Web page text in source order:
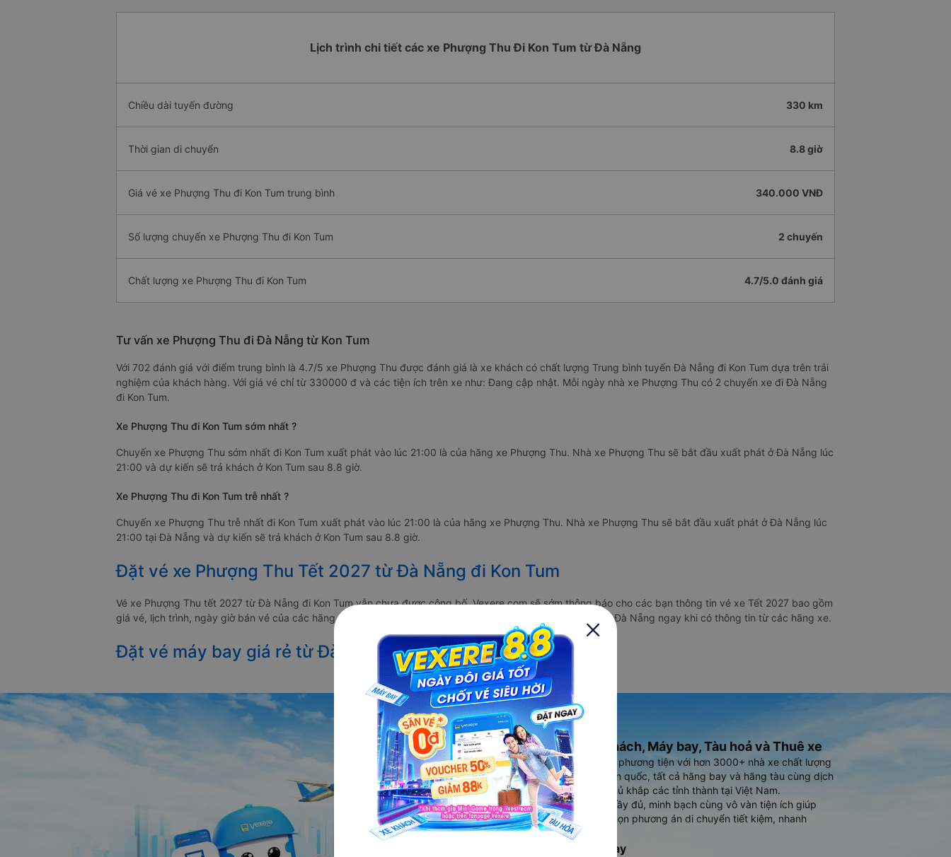
Lịch trình chi tiết các xe Phượng Thu Đi Kon Tum từ Đà Nẵng
Chiều dài tuyến đường 330 km
Thời gian di chuyển 8.8 giờ
Giá vé xe Phượng Thu đi Kon Tum trung bình 340.000 VNĐ
Số lượng chuyến xe Phượng Thu đi Kon Tum 2 chuyến
Chất lượng xe Phượng Thu đi Kon Tum 4.7/5.0 đánh giá
Tư vấn xe Phượng Thu đi Đà Nẵng từ Kon Tum
Với 702 đánh giá với điểm trung bình là 4.7/5 xe Phượng Thu được đánh giá là xe khách có chất lượng Trung bình tuyến Đà Nẵng đi Kon Tum dựa trên trải
nghiệm của khách hàng. Với giá vé chỉ từ 330000 đ và các tiện ích trên xe như: Đang cập nhật. Mỗi ngày nhà xe Phượng Thu có 2 chuyến xe đi Đà Nẵng
đi Kon Tum.
Xe Phượng Thu đi Kon Tum sớm nhất ?
Chuyến xe Phượng Thu sớm nhất đi Kon Tum xuất phát vào lúc 21:00 là của hãng xe Phượng Thu. Nhà xe Phượng Thu sẽ bắt đầu xuất phát ở Đà Nẵng lúc
21:00 và dự kiến sẽ trả khách ở Kon Tum sau 8.8 giờ.
Xe Phượng Thu đi Kon Tum trễ nhất ?
Chuyến xe Phượng Thu trễ nhất đi Kon Tum xuất phát vào lúc 21:00 là của hãng xe Phượng Thu. Nhà xe Phượng Thu sẽ bắt đầu xuất phát ở Đà Nẵng lúc
21:00 tại Đà Nẵng và dự kiến sẽ trả khách ở Kon Tum sau 8.8 giờ.
Đặt vé xe Phượng Thu Tết 2027 từ Đà Nẵng đi Kon Tum
Vé xe Phượng Thu tết 2027 từ Đà Nẵng đi Kon Tum vẫn chưa được công bố. Vexere.com sẽ sớm thông báo cho các bạn thông tin vé xe Tết 2027 bao gồm
giá vé, lịch trình, ngày giờ bán vé của các hãng xe khách đi tuyến đường Đà Nẵng - Kon Tum và Kon Tum - Đà Nẵng ngay khi có thông tin từ các hãng xe.
Đặt vé máy bay giá rẻ từ Đà Nẵng đi Kon Tum
Ứng dụng đặt vé Xe khách, Máy bay, Tàu hoả và Thuê xe
Vexere - ứng dụng đặt vé đa phương tiện với hơn 3000+ nhà xe chất lượng
cao, 5000+ tuyến đường toàn quốc, tất cả hãng bay và hãng tàu cùng dịch
vụ thuê xe máy, xe du lịch phủ khắp các tỉnh thành tại Việt Nam.
Ứng dụng hiển thị thông tin đầy đủ, minh bạch cùng vô vàn tiện ích giúp
người dùng so sánh và lựa chọn phương án di chuyển tiết kiệm, nhanh
chóng và phù hợp nhất.
Tải ứng dụng Vexere ngay